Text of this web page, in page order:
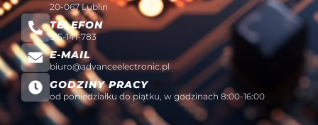
20-067 Lublin
TELEFON
515-141-783
E-MAIL
biuro@advanceelectronic.pl
GODZINY PRACY
od poniedziałku do piątku, w godzinach 8:00-16:00